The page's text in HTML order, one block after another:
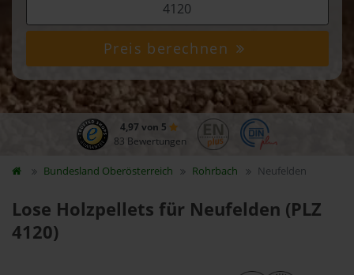
Preis berechnen
4,97 von 5
83 Bewertungen
Bundesland Oberösterreich Rohrbach Neufelden
Lose Holzpellets für Neufelden (PLZ
4120)